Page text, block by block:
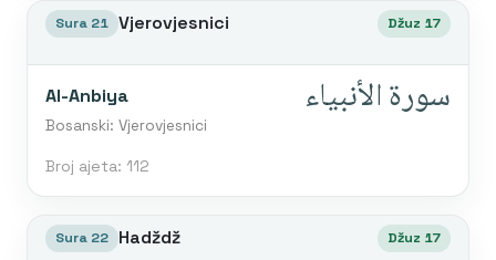
Sura 21 Vjerovjesnici Džuz 17
Al-Anbiya
Bosanski: Vjerovjesnici
سورة الأنبياء
Broj ajeta: 112
Sura 22 Hadždž Džuz 17